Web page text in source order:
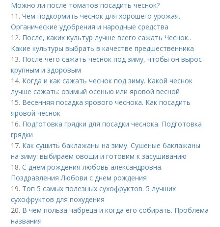
Можно ли после томатов посадить чеснок?
11.Чем подкормить чеснок для хорошего урожая.
Органические удобрения и народные средства
12. После, каких культур лучше всего сажать Чеснок..
Какие культуры выбрать в качестве предшественника
13. После чего сажать чеснок под зиму, чтобы он вырос
крупным и здоровым
14. Когда и как сажать чеснок под зиму. Какой чеснок
лучше сажать: озимый осенью или яровой весной
15. Весенняя посадка ярового чеснока. Как посадить
яровой чеснок
16. Подготовка грядки для посадки чеснока. Подготовка
грядки
17. Как сушить баклажаны на зиму. Сушеные баклажаны
на зиму: выбираем овощи и готовим к засушиванию
18.С днем рождения любовь александровна.
Поздравления Любови с днем рождения
19. Топ 5 самых полезных сухофруктов. 5 лучших
сухофруктов для похудения
20. В чем польза чабреца и когда его собирать. Проблема
названия